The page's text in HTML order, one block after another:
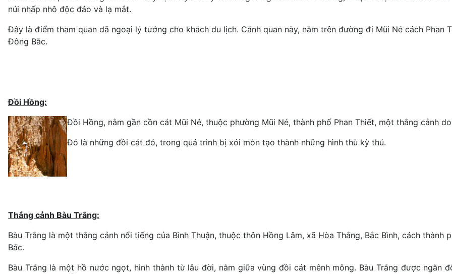
núi nhấp nhô độc đáo và lạ mắt.
Đây là điểm tham quan dã ngoại lý tưởng cho khách du lịch. Cảnh quan này, nằm trên đường đi Mũi Né cách Phan
Đông Bắc.
Đồi Hồng:
Đồi Hồng, nằm gần cồn cát Mũi Né, thuộc phường Mũi Né, thành phố Phan Thiết, một thắng cảnh
Đó là những đồi cát đỏ, trong quá trình bị xói mòn tạo thành những hình thù kỳ thú.
Thắng cảnh Bàu Trắng:
Bàu Trắng là một thắng cảnh nổi tiếng của Bình Thuận, thuộc thôn Hồng Lâm, xã Hòa Thắng, Bắc Bình, cách thành
Bắc.
Bàu Trắng là một hồ nước ngọt, hình thành từ lâu đời, nằm giữa vùng đồi cát mênh mông. Bàu Trắng được ngăn